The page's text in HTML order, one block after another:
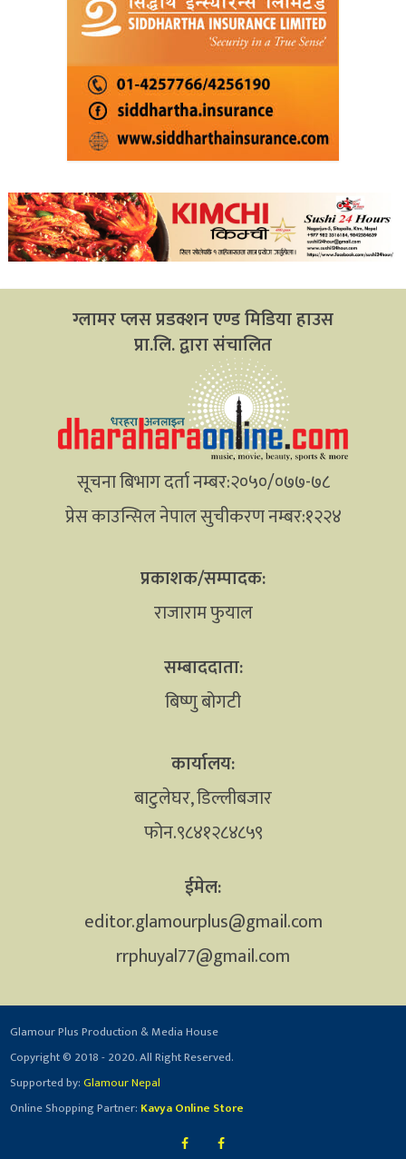
ग्लामर प्लस प्रडक्शन एण्ड मिडिया हाउस
प्रा.लि. द्वारा संचालित
सूचना बिभाग दर्ता नम्बर:२०५०/०७७-७८
प्रेस काउन्सिल नेपाल सुचीकरण नम्बर:१२२४
प्रकाशक/सम्पादक:
राजाराम फुयाल
सम्बाददाता:
बिष्णु बोगटी
कार्यालय:
बाटुलेघर, डिल्लीबजार
फोन.९८४१२८४८५९
ईमेल:
editor.glamourplus@gmail.com
rrphuyal77@gmail.com
Glamour Plus Production & Media House
Copyright © 2018 - 2020. All Right Reserved.
Supported by:Glamour Nepal
Online Shopping Partner: Kavya Online Store